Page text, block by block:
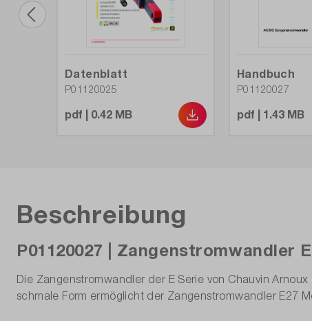
Datenblatt
P01120025
pdf | 0.42 MB
Handbuch
P01120027
pdf | 1.43 MB
Beschreibung
P01120027 | Zangenstromwandler
Die Zangenstromwandler der E Serie von Chauvin
schmale Form ermöglicht der Zangenstromwandler E27